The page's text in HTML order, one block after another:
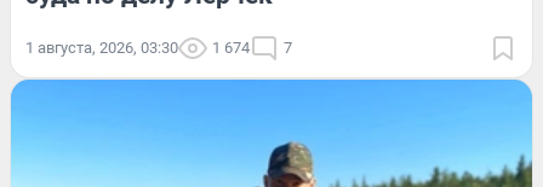
1 августа, 2026, 03:30 1 674 7